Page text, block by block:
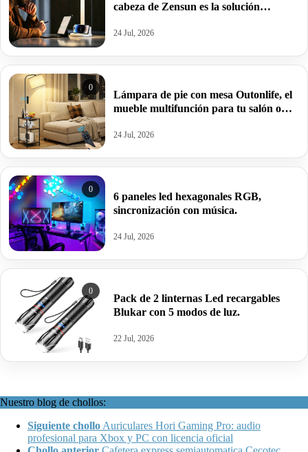
cabeza de Zensun es la solución
24 Jul, 2026
0
Lámpara de pie con mesa Outonlife, el
mueble multifunción para tu salón o
24 Jul, 2026
0
6 paneles led hexagonales RGB,
sincronización con música.
24 Jul, 2026
0
Pack de 2 linternas Led recargables
Blukar con 5 modos de luz.
22 Jul, 2026
Nuestro blog de chollos:
Siguiente chollo Auriculares Hori Gaming Pro: audio
profesional para Xbox y PC con licencia oficial